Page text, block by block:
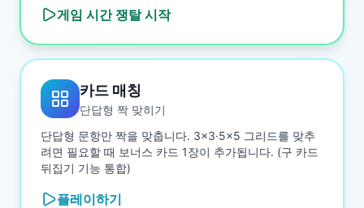
게임 시간 쟁탈시작
카드 매칭
단답형 짝 맞히기
단답형 문항만 짝을 맞춥니다. 3×3·5×5 그리드를 맞추
려면 필요할 때 보너스 카드 1장이 추가됩니다. (구 카드
뒤집기 기능 통합)
플레이하기